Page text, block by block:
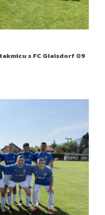
s FC Gleisdorf 09